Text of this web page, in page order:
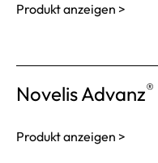
Produkt anzeigen >
Novelis Advanz®
Produkt anzeigen >